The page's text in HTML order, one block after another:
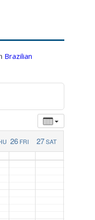
Brazilian
26 FRI 27SAT